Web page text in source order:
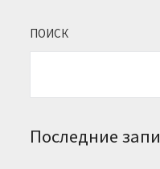
ПОИСК
Последние